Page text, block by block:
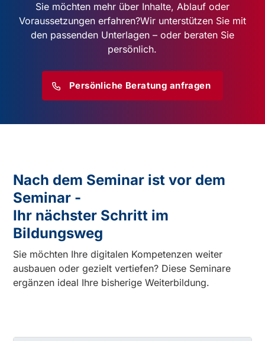
Sie möchten mehr über Inhalte, Ablauf oder
Voraussetzungen erfahren?Wir unterstützen Sie mit
den passenden Unterlagen – oder beraten Sie
persönlich.
Persönliche Beratung anfragen
Nach dem Seminar ist vor dem
Seminar -
Ihr nächster Schritt im
Bildungsweg
Sie möchten Ihre digitalen Kompetenzen weiter
ausbauen oder gezielt vertiefen? Diese Seminare
ergänzen ideal Ihre bisherige Weiterbildung.